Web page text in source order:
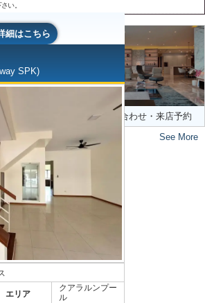
ア不動産購入の流
お問い合わせ・来店予約
See More
い。
細はこちら
SPK)
エリア
クアラルンプー
ル